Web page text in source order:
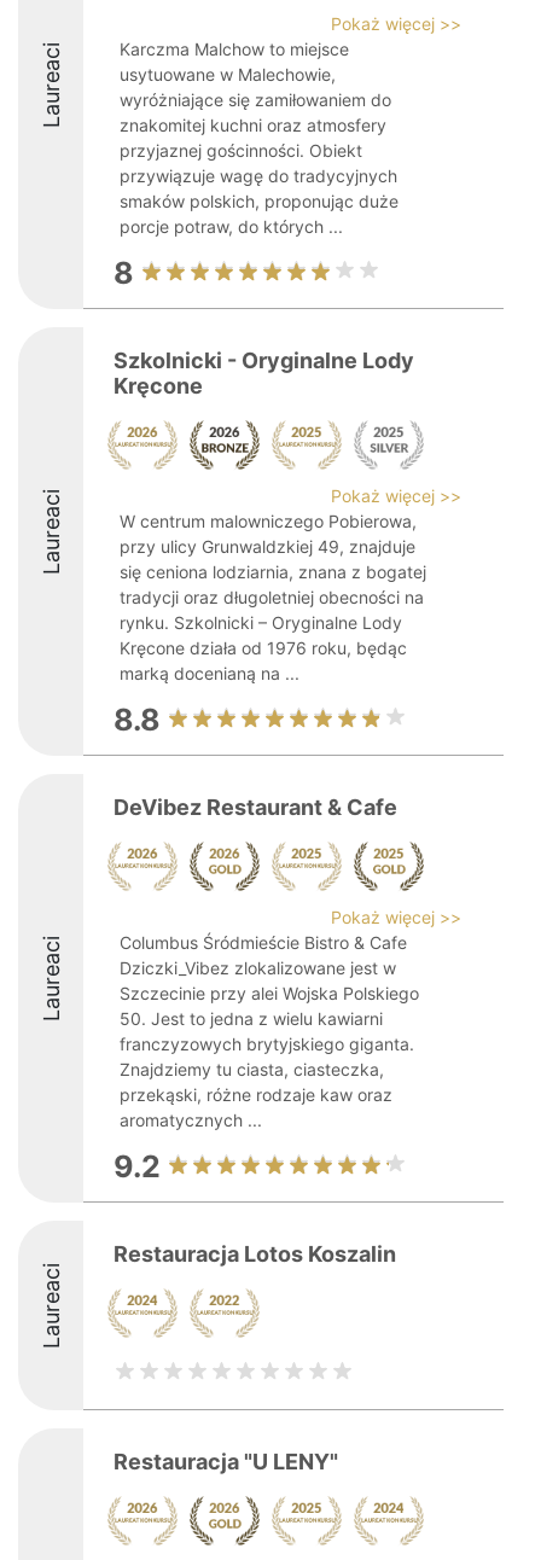
Laureaci
Pokaż więcej >>
Karczma Malchow to miejsce
usytuowane w Malechowie,
wyróżniające się zamiłowaniem do
znakomitej kuchni oraz atmosfery
przyjaznej gościnności. Obiekt
przywiązuje wagę do tradycyjnych
smaków polskich, proponując duże
porcje potraw, do których ...
8
Laureaci
Szkolnicki - Oryginalne Lody
Kręcone
Pokaż więcej >>
W centrum malowniczego Pobierowa,
przy ulicy Grunwaldzkiej 49, znajduje
się ceniona lodziarnia, znana z bogatej
tradycji oraz długoletniej obecności na
rynku. Szkolnicki – Oryginalne Lody
Kręcone działa od 1976 roku, będąc
marką docenianą na ...
8.8
Laureaci
DeVibez Restaurant & Cafe
Pokaż więcej >>
Columbus Śródmieście Bistro & Cafe
Dziczki_Vibez zlokalizowane jest w
Szczecinie przy alei Wojska Polskiego
50. Jest to jedna z wielu kawiarni
franczyzowych brytyjskiego giganta.
Znajdziemy tu ciasta, ciasteczka,
przekąski, różne rodzaje kaw oraz
aromatycznych ...
9.2
Laureaci
Restauracja Lotos Koszalin
Restauracja "U LENY"